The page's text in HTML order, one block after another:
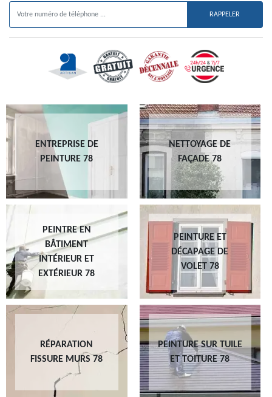
ENTREPRISE DE
PEINTURE 78
NETTOYAGE DE
FAÇADE 78
PEINTRE EN
BÂTIMENT
INTÉRIEUR ET
EXTÉRIEUR 78
PEINTURE ET
DÉCAPAGE DE
VOLET 78
RÉPARATION
FISSURE MURS 78
PEINTURE SUR TUILE
ET TOITURE 78